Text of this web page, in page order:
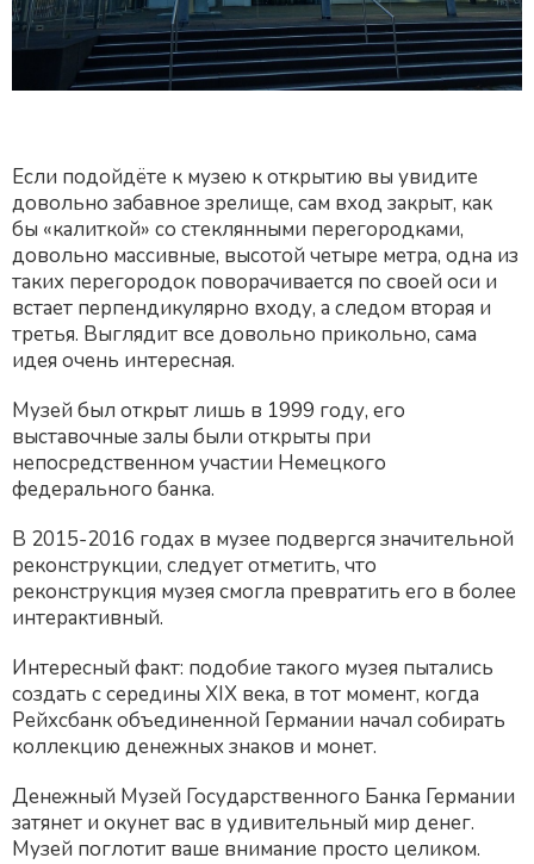
Если подойдёте к музею к открытию вы увидите
довольно забавное зрелище, сам вход закрыт, как
бы «калиткой» со стеклянными перегородками,
довольно массивные, высотой четыре метра, одна из
таких перегородок поворачивается по своей оси и
встает перпендикулярно входу, а следом вторая и
третья. Выглядит все довольно прикольно, сама
идея очень интересная.
Музей был открыт лишь в 1999 году, его
выставочные залы были открыты при
непосредственном участии Немецкого
федерального банка.
В 2015-2016 годах в музее подвергся значительной
реконструкции, следует отметить, что
реконструкция музея смогла превратить его в более
интерактивный.
Интересный факт: подобие такого музея пытались
создать с середины XIX века, в тот момент, когда
Рейхсбанк объединенной Германии начал собирать
коллекцию денежных знаков и монет.
Денежный Музей Государственного Банка Германии
затянет и окунет вас в удивительный мир денег.
Музей поглотит ваше внимание просто целиком.